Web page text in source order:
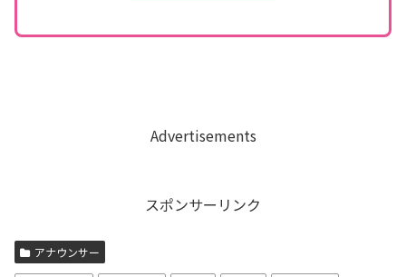
Advertisements
スポンサーリンク
アナウンサー